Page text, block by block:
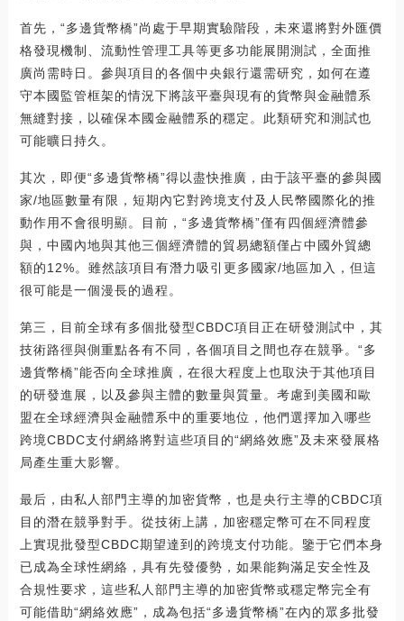
首先，“多邊貨幣橋”尚處于早期實驗階段，未來還將對外匯價
格發現機制、流動性管理工具等更多功能展開測試，全面推
廣尚需時日。參與項目的各個中央銀行還需研究，如何在遵
守本國監管框架的情況下將該平臺與現有的貨幣與金融體系
無縫對接，以確保本國金融體系的穩定。此類研究和測試也
可能曠日持久。
其次，即便“多邊貨幣橋”得以盡快推廣，由于該平臺的參與國
家/地區數量有限，短期內它對跨境支付及人民幣國際化的推
動作用不會很明顯。目前，“多邊貨幣橋”僅有四個經濟體參
與，中國內地與其他三個經濟體的貿易總額僅占中國外貿總
額的12%。雖然該項目有潛力吸引更多國家/地區加入，但這
很可能是一個漫長的過程。
第三，目前全球有多個批發型CBDC項目正在研發測試中，其
技術路徑與側重點各有不同，各個項目之間也存在競爭。“多
邊貨幣橋”能否向全球推廣，在很大程度上也取決于其他項目
的研發進展，以及參與主體的數量與質量。考慮到美國和歐
盟在全球經濟與金融體系中的重要地位，他們選擇加入哪些
跨境CBDC支付網絡將對這些項目的“網絡效應”及未來發展格
局產生重大影響。
最后，由私人部門主導的加密貨幣，也是央行主導的CBDC項
目的潛在競爭對手。從技術上講，加密穩定幣可在不同程度
上實現批發型CBDC期望達到的跨境支付功能。鑒于它們本身
已成為全球性網絡，具有先發優勢，如果能夠滿足安全性及
合規性要求，這些私人部門主導的加密貨幣或穩定幣完全有
可能借助“網絡效應”，成為包括“多邊貨幣橋”在內的眾多批發